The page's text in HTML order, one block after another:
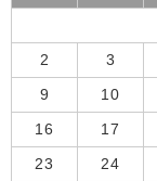
2 3
9 10
16 17
23 24